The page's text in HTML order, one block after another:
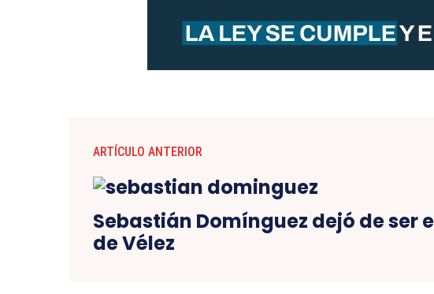
ARTÍCULO ANTERIOR
Sebastián Domínguez dejó de ser
de Vélez